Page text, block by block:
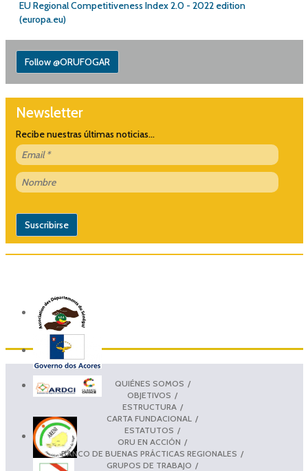
EU Regional Competitiveness Index 2.0 - 2022 edition
(europa.eu)
Follow @ORUFOGAR
Newsletter
Recibe nuestras últimas noticias...
QUIÉNES SOMOS
OBJETIVOS
ESTRUCTURA
CARTA FUNDACIONAL
ESTATUTOS
ORU EN ACCIÓN
BANCO DE BUENAS PRÁCTICAS REGIONALES
GRUPOS DE TRABAJO